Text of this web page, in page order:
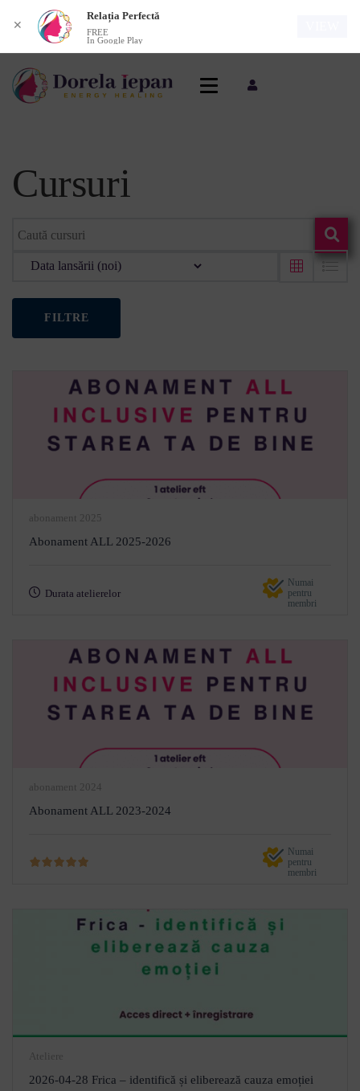
Cursuri
FILTRE
abonament 2025
Abonament ALL 2025-2026
Durata atelierelor
Numai
pentru
membri
abonament 2024
Abonament ALL 2023-2024
Numai
pentru
membri
Ateliere
2026-04-28 Frica – identifică și eliberează cauza emoției
✕
Relația Perfectă
FREE
In Google Play